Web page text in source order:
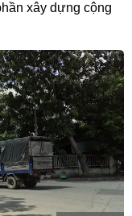
xây dựng cộng